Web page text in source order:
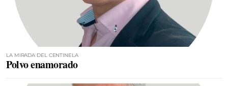
LA MIRADA DEL CENTINELA
Polvo enamorado